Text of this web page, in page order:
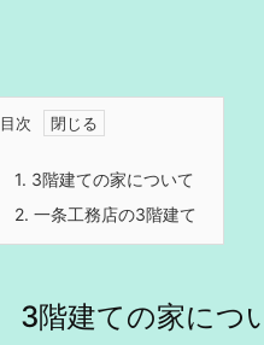
目次
1. 3階建ての家について
2. 一条工務店の3階建て
3階建ての家につ